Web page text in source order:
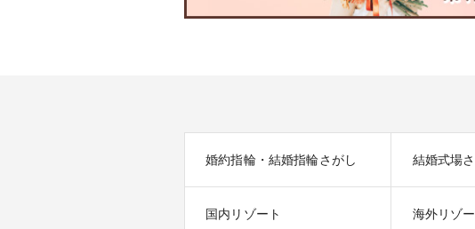
婚約指輪・結婚指輪さがし 結婚式場
国内リゾート 海外リゾ